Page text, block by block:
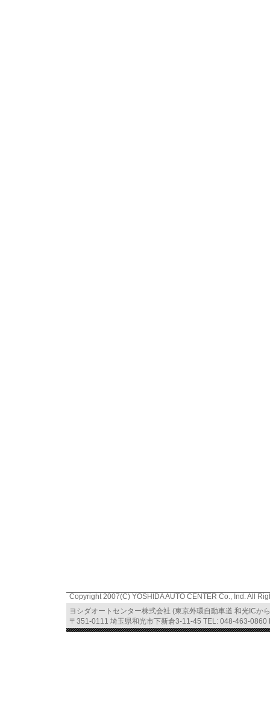
Copyright 2007(C) YOSHIDA AUTO CENTER Co., Ind. All
ヨシダオートセンター株式会社 (東京外環自動車道 和光ICか
〒351-0111 埼玉県和光市下新倉3-11-45 TEL: 048-463-0860